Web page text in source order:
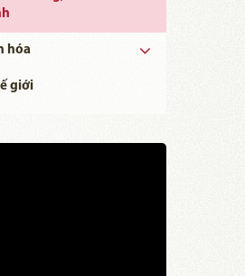
hóa
giới